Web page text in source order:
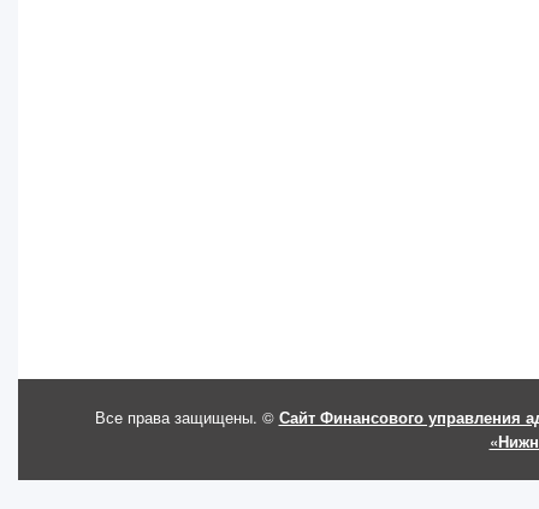
Все права защищены. © Сайт Финансового управления